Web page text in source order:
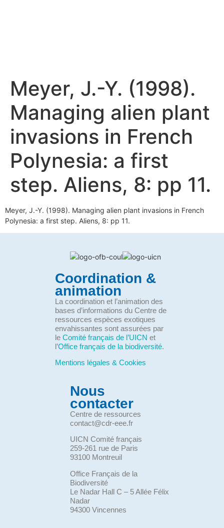
Meyer, J.-Y. (1998).
Managing alien plant
invasions in French
Polynesia: a first
step. Aliens, 8: pp 11.
Meyer, J.-Y. (1998). Managing alien plant invasions in French
Polynesia: a first step. Aliens, 8: pp 11.
Coordination &
animation
La coordination et l’animation des
bases d’informations du Centre de
ressources espèces exotiques
envahissantes sont assurées par
le Comité français de l’UICN et
l’Office français de la biodiversité.
Mentions légales & Cookies
Nous
contacter
Centre de ressources
contact@cdr-eee.fr
UICN Comité français
259-261 rue de Paris
93100 Montreuil
Office Français de la
Biodiversité
Le Nadar Hall C – 5 Allée Félix
Nadar
94300 Vincennes